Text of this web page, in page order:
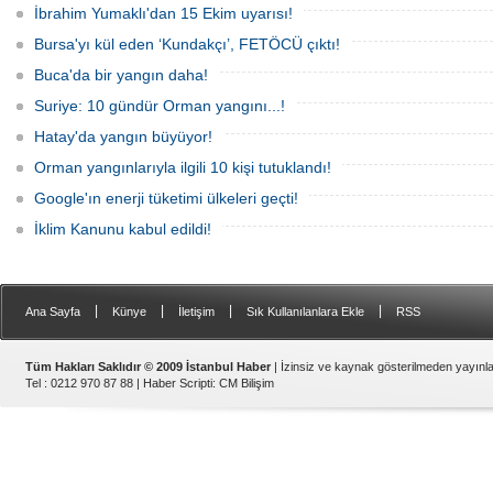
İbrahim Yumaklı'dan 15 Ekim uyarısı!
Bursa'yı kül eden ‘Kundakçı’, FETÖCÜ çıktı!
Buca'da bir yangın daha!
Suriye: 10 gündür Orman yangını...!
Hatay'da yangın büyüyor!
Orman yangınlarıyla ilgili 10 kişi tutuklandı!
Google'ın enerji tüketimi ülkeleri geçti!
İklim Kanunu kabul edildi!
Ana Sayfa Künye İletişim Sık Kullanılanlara Ekle RSS
Tüm Hakları Saklıdır © 2009 İstanbul Haber | İzinsiz ve kaynak gösterilmeden
Tel : 0212 970 87 88 | Haber Scripti: CM Bilişim